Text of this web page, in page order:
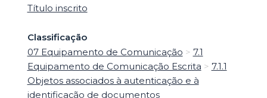
Título inscrito
Classificação
07 Equipamento de Comunicação > 7.1
Equipamento de Comunicação Escrita > 7.1.1
Objetos associados à autenticação e à
identificação de documentos